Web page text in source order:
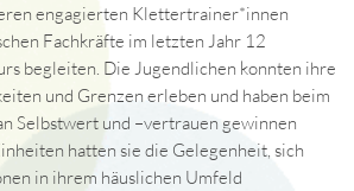
engagierten Klettertrainer*innen
Fachkräfte im letzten Jahr 12
begleiten. Die Jugendlichen konnten ihre
und Grenzen erleben und haben beim
Selbstwert und –vertrauen gewinnen
hatten sie die Gelegenheit, sich
in ihrem häuslichen Umfeld